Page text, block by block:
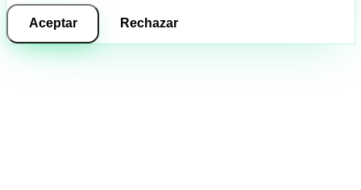
Aceptar Rechazar